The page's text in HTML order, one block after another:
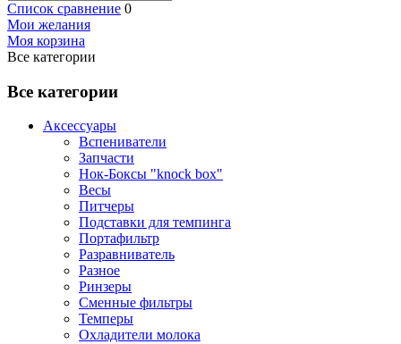
Список сравнение 0
Мои желания
Моя корзина
Все категории
Все категории
Аксессуары
Вспениватели
Запчасти
Нок-Боксы "knock box"
Весы
Питчеры
Подставки для темпинга
Портафильтр
Разравниватель
Разное
Ринзеры
Сменные фильтры
Темперы
Охладители молока